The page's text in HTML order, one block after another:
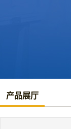
产品展厅